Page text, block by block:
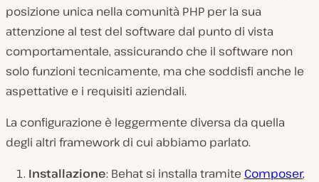
posizione unica nella comunità PHP per la sua
attenzione al test del software dal punto di vista
comportamentale, assicurando che il software non
solo funzioni tecnicamente, ma che soddisfi anche le
aspettative e i requisiti aziendali.
La configurazione è leggermente diversa da quella
degli altri framework di cui abbiamo parlato.
Installazione: Behat si installa tramite Composer,